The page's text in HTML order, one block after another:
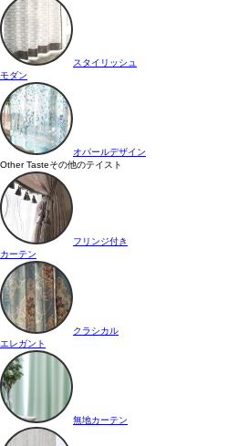
スタイリッシュ
モダン
オパールデザイン
Other Tasteその他のテイスト
フリンジ付き
カーテン
クラシカル
エレガント
無地カーテン